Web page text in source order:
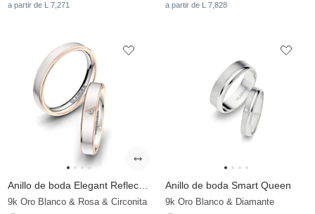
a partir de L 7,271 a partir de L 7,828
9k Oro Blanco & Rosa & Circonita
Anillo de boda Smart Queen
9k Oro Blanco & Diamante